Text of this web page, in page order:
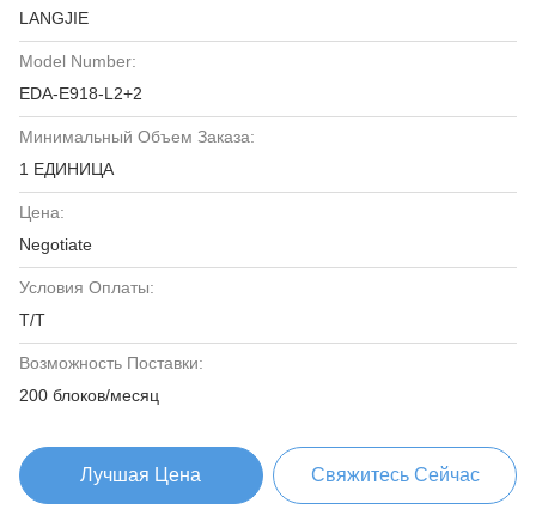
LANGJIE
Model Number:
EDA-E918-L2+2
Минимальный Объем Заказа:
1 ЕДИНИЦА
Цена:
Negotiate
Условия Оплаты:
T/T
Возможность Поставки:
200 блоков/месяц
Лучшая Цена Свяжитесь Сейчас